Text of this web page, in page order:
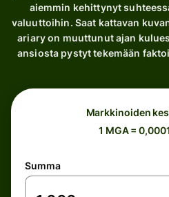
aiemmin kehittynyt
valuuttoihin. Saat kattavan
ariary on muuttunut ajan
ansiosta pystyt tekemään
Markkinoiden
1 MGA =
Summa